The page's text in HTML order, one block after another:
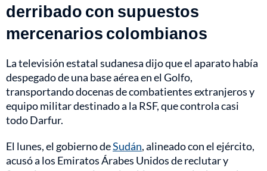
derribado con supuestos
mercenarios colombianos
La televisión estatal sudanesa dijo que el aparato había
despegado de una base aérea en el Golfo,
transportando docenas de combatientes extranjeros y
equipo militar destinado a la RSF, que controla casi
todo Darfur.
El lunes, el gobierno deSudán, alineado con el ejército,
acusó a los Emiratos Árabes Unidos de reclutar y